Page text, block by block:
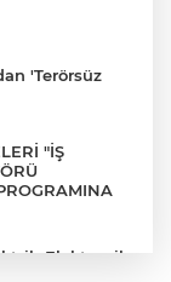
'Terörsüz
"İŞ
Elektronik